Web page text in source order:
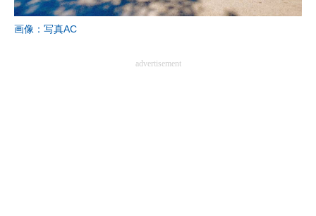
画像：写真AC
advertisement